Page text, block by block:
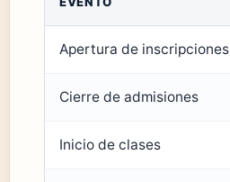
Apertura de inscripciones
Cierre de admisiones
Inicio de clases